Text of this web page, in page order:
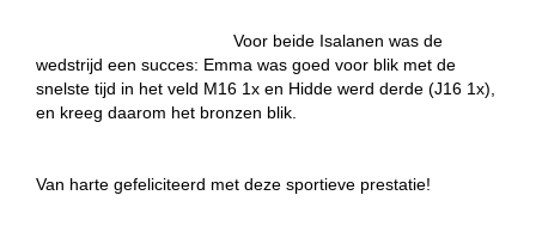
Voor beide Isalanen was de
wedstrijd een succes: Emma was goed voor blik met de
snelste tijd in het veld M16 1x en Hidde werd derde (J16 1x),
en kreeg daarom het bronzen blik.
Van harte gefeliciteerd met deze sportieve prestatie!